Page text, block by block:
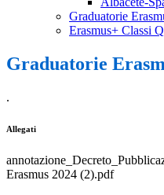
Graduatorie
Erasmus+ Classi
Graduatorie
.
Allegati
Erasmus 2024 (2).pdf